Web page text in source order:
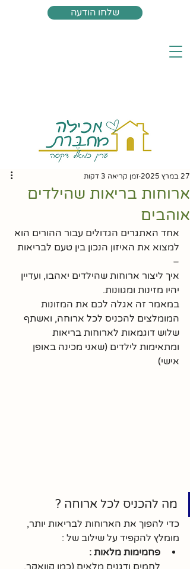
שלחו הודעה
ארוחות בריאות שהילדים
אוהבים
27 במרץ 2025 זמן קריאה 3 דקות
אחד האתגרים הגדולים עבור ההורים הוא
למצוא את האיזון הנכון בין טעם לבריאות
–
איך ליצור ארוחות שהילדים יאהבו, ועדיין
יהיו מזינות ומגוונות.
במאמר זה אגלה לכם את המזונות
המומלצים להכניס לכל ארוחה, ואשתף
שלוש דוגמאות לארוחות בריאות
ומתאימות לילדים (שאני מכינה באופן
אישי)
מה להכניס לכל ארוחה ?
כדי להפוך את הארוחות לבריאות יותר,
מומלץ להקפיד על שילוב של :
פחמימות מלאות :
לחמים ודגנים מלאים (כמו קוואקר,